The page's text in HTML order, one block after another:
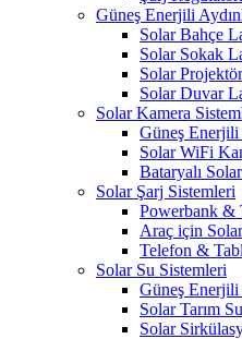
Güneş Enerjili
Solar Bahçe
Solar Sokak
Solar
Solar Duvar
Solar Kamera
Güneş Enerjili
Solar WiFi
Bataryalı
Solar Şarj Sistemleri
Powerbank &
Araç için
Telefon &
Solar Su Sistemleri
Güneş Enerjili
Solar Tarım
Solar